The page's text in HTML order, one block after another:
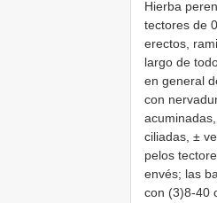
Hierba
tectores de
erectos,
largo de
en general
con
ciliadas, ±
pelos
envés; las
con (3)8-40